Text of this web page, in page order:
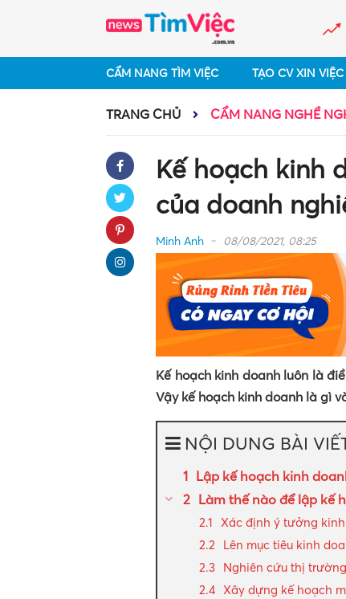
CẨM NANG TÌM VIỆC TẠO CV XIN VIỆC
TRANG CHỦ CẨM NANG NGHỀ
Kế hoạch kinh
của doanh
Minh Anh 08/08/2021, 08:25
Kế hoạch kinh doanh luôn là
Vậy kế hoạch kinh doanh là gì
NỘI DUNG BÀI
Lập kế hoạch kinh
Làm thế nào để lập kế
Xác định ý tưởng
Lên mục tiêu kinh
Nghiên cứu thị
Xây dựng kế hoạch